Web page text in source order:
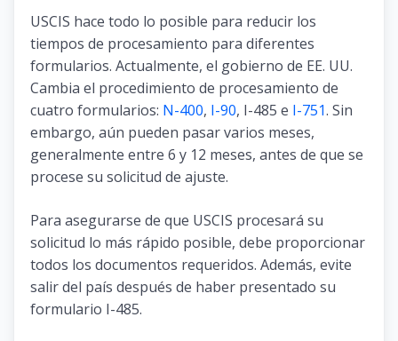
USCIS hace todo lo posible para reducir los
tiempos de procesamiento para diferentes
formularios. Actualmente, el gobierno de EE. UU.
Cambia el procedimiento de procesamiento de
cuatro formularios: N-400, I-90, I-485 e I-751. Sin
embargo, aún pueden pasar varios meses,
generalmente entre 6 y 12 meses, antes de que se
procese su solicitud de ajuste.
Para asegurarse de que USCIS procesará su
solicitud lo más rápido posible, debe proporcionar
todos los documentos requeridos. Además, evite
salir del país después de haber presentado su
formulario I-485.